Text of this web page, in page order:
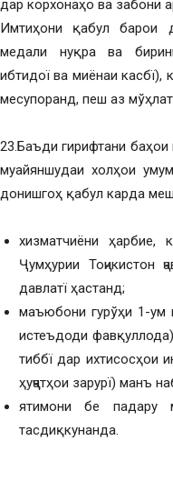
дар корхонаҳо ва забони
Имтиҳони қабул барои
медали нуқра ва
ибтидої ва миёнаи касбї),
месупоранд, пеш аз
23.Баъди гирифтани баҳои
муайяншудаи холҳои
донишгоҳ қабул карда
хизматчиёни ҳарбие,
Ҷумҳурии Тоҷикистон
давлатї ҳастанд;
маъюбони гурўҳи 1-ум
истеъдоди
тиббї дар ихтисосҳои
ҳуҷҷатҳои зарурї) манъ
ятимони бе падару
тасдиқкунанда.